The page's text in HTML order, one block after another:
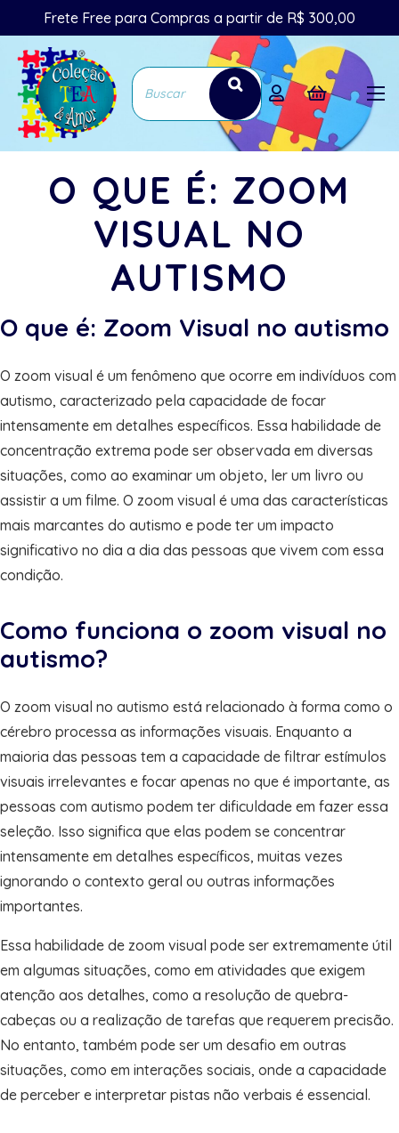
Frete Free para Compras a partir de R$ 300,00
O QUE É: ZOOM
VISUAL NO
AUTISMO
O que é: Zoom Visual no autismo
O zoom visual é um fenômeno que ocorre em indivíduos com
autismo, caracterizado pela capacidade de focar
intensamente em detalhes específicos. Essa habilidade de
concentração extrema pode ser observada em diversas
situações, como ao examinar um objeto, ler um livro ou
assistir a um filme. O zoom visual é uma das características
mais marcantes do autismo e pode ter um impacto
significativo no dia a dia das pessoas que vivem com essa
condição.
Como funciona o zoom visual no
autismo?
O zoom visual no autismo está relacionado à forma como o
cérebro processa as informações visuais. Enquanto a
maioria das pessoas tem a capacidade de filtrar estímulos
visuais irrelevantes e focar apenas no que é importante, as
pessoas com autismo podem ter dificuldade em fazer essa
seleção. Isso significa que elas podem se concentrar
intensamente em detalhes específicos, muitas vezes
ignorando o contexto geral ou outras informações
importantes.
Essa habilidade de zoom visual pode ser extremamente útil
em algumas situações, como em atividades que exigem
atenção aos detalhes, como a resolução de quebra-
cabeças ou a realização de tarefas que requerem precisão.
No entanto, também pode ser um desafio em outras
situações, como em interações sociais, onde a capacidade
de perceber e interpretar pistas não verbais é essencial.